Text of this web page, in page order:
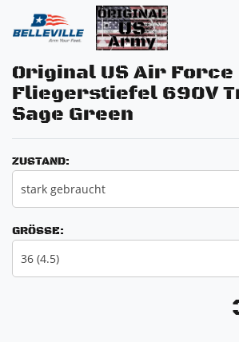
Original US Air
Fliegerstiefel 690V
Sage Green
ZUSTAND:
stark gebraucht
GRÖSSE:
36 (4.5)